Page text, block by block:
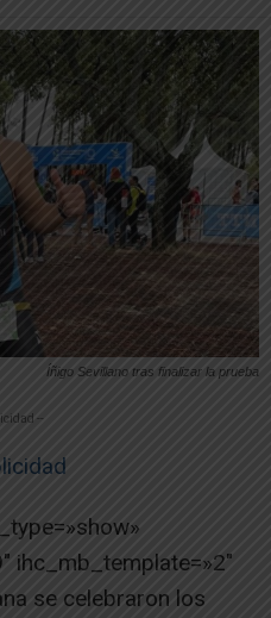
Íñigo Sevillano tras finalizar la prueba
--
ihc_mb_template=»2″
se celebraron los